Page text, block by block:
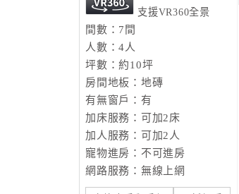
支援VR360全景
間數：7間
人數：4人
坪數：約10坪
房間地板：地磚
有無窗戶：有
加床服務：可加2床
加人服務：可加2人
寵物進房：不可進房
網路服務：無線上網